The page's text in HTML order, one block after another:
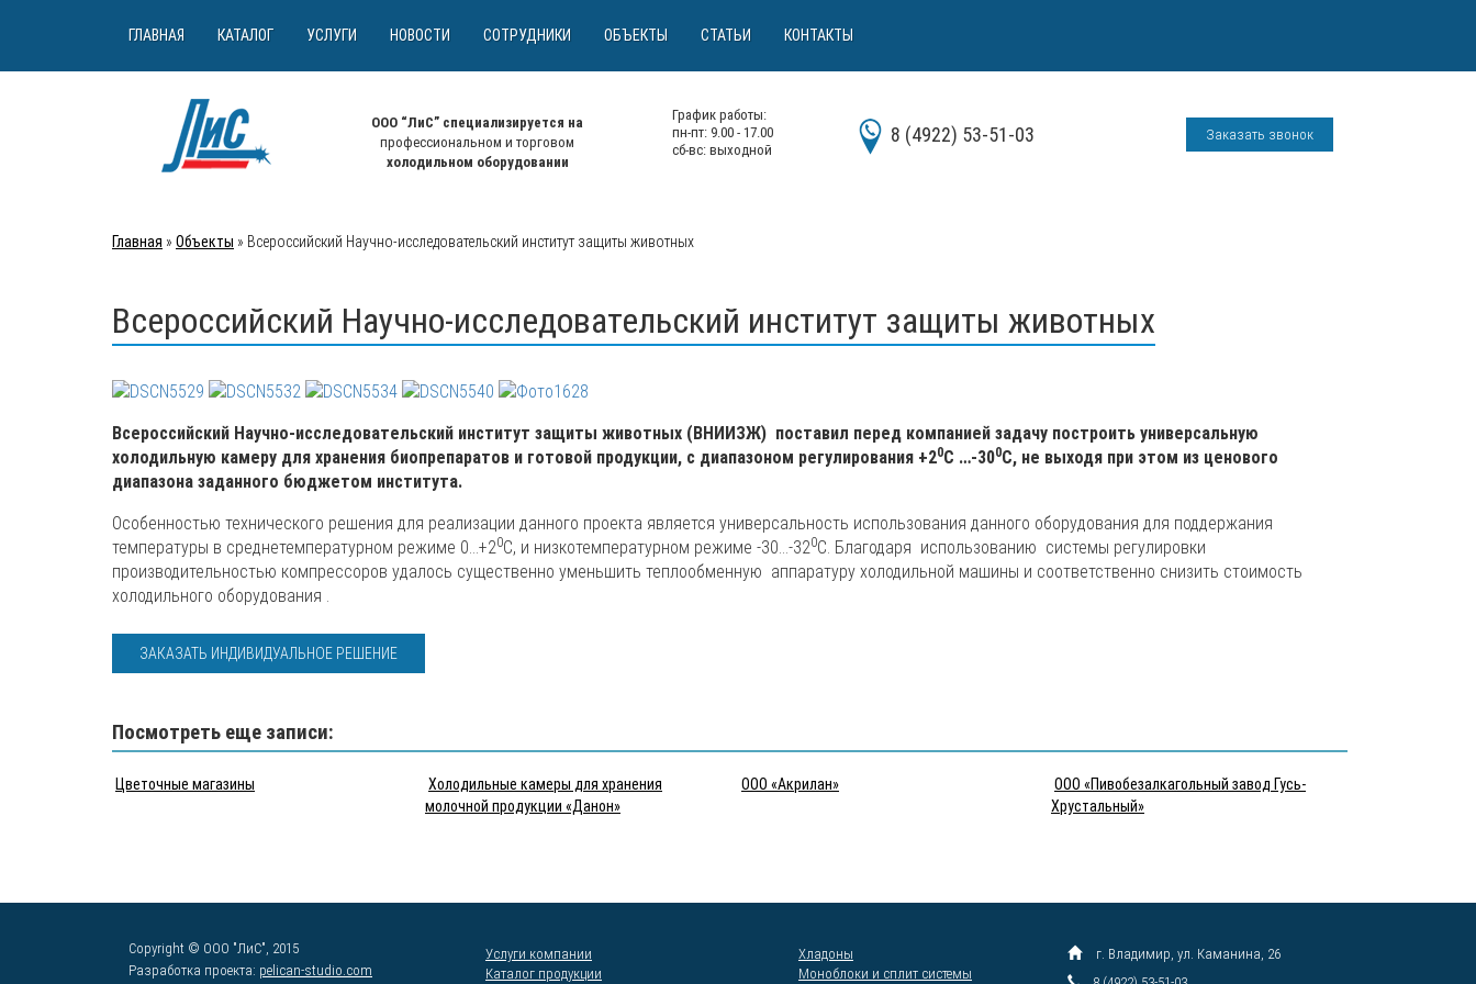
ГЛАВНАЯ КАТАЛОГ УСЛУГИ НОВОСТИ СОТРУДНИКИ ОБЪЕКТЫ СТАТЬИ КОНТАКТЫ
ООО “ЛиС” специализируется на
профессиональном и торговом
холодильном оборудовании
График работы:
пн-пт: 9.00 - 17.00
сб-вс: выходной
8 (4922) 53-51-03 Заказать звонок
Главная » Объекты » Всероссийский Научно-исследовательский институт защиты животных
Всероссийский Научно-исследовательский институт защиты животных
Всероссийский Научно-исследовательский институт защиты животных (ВНИИЗЖ) поставил перед компанией задачу построить универсальную
холодильную камеру для хранения биопрепаратов и готовой продукции, с диапазоном регулирования +20С …-300С, не выходя при этом из ценового
диапазона заданного бюджетом института.
Особенностью технического решения для реализации данного проекта является универсальность использования данного оборудования для поддержания
температуры в среднетемпературном режиме 0…+20С, и низкотемпературном режиме -30…-320С. Благодаря использованию системы регулировки
производительностью компрессоров удалось существенно уменьшить теплообменную аппаратуру холодильной машины и соответственно снизить стоимость
холодильного оборудования .
ЗАКАЗАТЬ ИНДИВИДУАЛЬНОЕ РЕШЕНИЕ
Посмотреть еще записи:
Цветочные магазины
Холодильные камеры для хранения
молочной продукции «Данон»
ООО «Акрилан»
ООО «Пивобезалкагольный завод Гусь-
Хрустальный»
Copyright © ООО "ЛиС", 2015
Разработка проекта: pelican-studio.com
Услуги компании
Каталог продукции
Хладоны
Моноблоки и сплит системы
г. Владимир, ул. Каманина, 26